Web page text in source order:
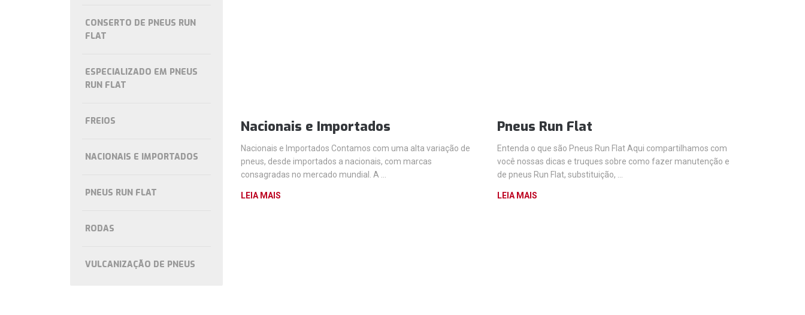
Nacionais e Importados
Nacionais e Importados Contamos com uma alta variação de
pneus, desde importados a nacionais, com marcas
consagradas no mercado mundial. A …
LEIA MAIS
Pneus Run Flat
Entenda o que são Pneus Run Flat Aqui compartilhamos com
você nossas dicas e truques sobre como fazer manutenção e
de pneus Run Flat, substituição, …
LEIA MAIS
CONSERTO DE PNEUS RUN
FLAT
ESPECIALIZADO EM PNEUS
RUN FLAT
FREIOS
NACIONAIS E IMPORTADOS
PNEUS RUN FLAT
RODAS
VULCANIZAÇÃO DE PNEUS